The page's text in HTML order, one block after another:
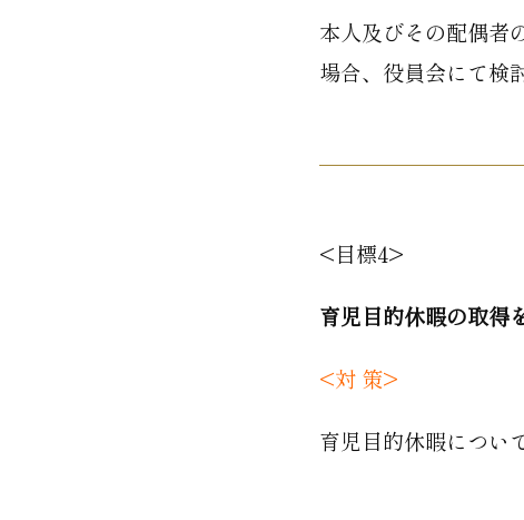
本人及びその配偶者
場合、役員会にて検
<目標4>
育児目的休暇の取得
<対 策>
育児目的休暇につい